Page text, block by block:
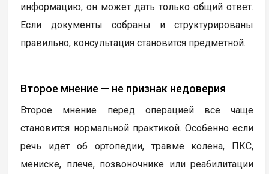
информацию, он может дать только общий ответ.
Если документы собраны и структурированы
правильно, консультация становится предметной.
Второе мнение — не признак недоверия
Второе мнение перед операцией все чаще
становится нормальной практикой. Особенно если
речь идет об ортопедии, травме колена, ПКС,
мениске, плече, позвоночнике или реабилитации